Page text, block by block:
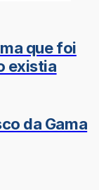
que foi
existia
da Gama